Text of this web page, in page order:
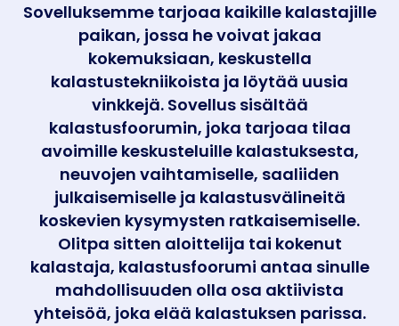
Sovelluksemme tarjoaa kaikille kalastajille
paikan, jossa he voivat jakaa
kokemuksiaan, keskustella
kalastustekniikoista ja löytää uusia
vinkkejä. Sovellus sisältää
kalastusfoorumin, joka tarjoaa tilaa
avoimille keskusteluille kalastuksesta,
neuvojen vaihtamiselle, saaliiden
julkaisemiselle ja kalastusvälineitä
koskevien kysymysten ratkaisemiselle.
Olitpa sitten aloittelija tai kokenut
kalastaja, kalastusfoorumi antaa sinulle
mahdollisuuden olla osa aktiivista
yhteisöä, joka elää kalastuksen parissa.